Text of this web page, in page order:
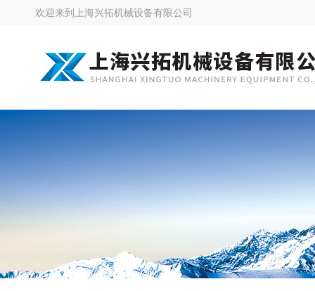
欢迎来到 上海兴拓机械设备有限公司